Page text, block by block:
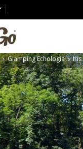
Glamping Echologia Iris